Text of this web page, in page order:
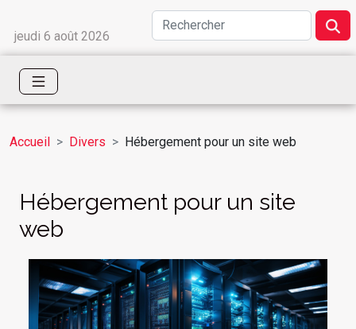
jeudi 6 août 2026
Accueil Divers Hébergement pour un site web
Hébergement pour un site
web